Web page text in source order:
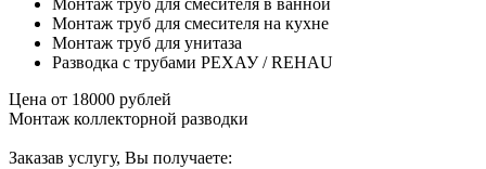
Монтаж труб для смесителя в ванной
Монтаж труб для смесителя на кухне
Монтаж труб для унитаза
Разводка с трубами РЕХАУ / REHAU
Цена от 18000 рублей
Монтаж коллекторной разводки
Заказав услугу, Вы получаете: